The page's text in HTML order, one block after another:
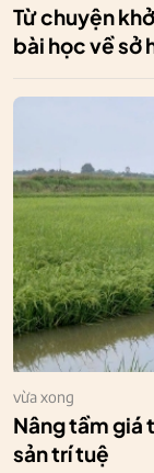
Từ chuyện
bài học về sở
vừa xong
Nâng tầm giá
sản trí tuệ